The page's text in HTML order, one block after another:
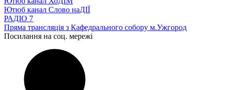
Ютюб канал Слово наДІЇ
РАДІО 7
Пряма трансляція з Кафедрального собору м.Ужгород
Посилання на соц. мережі